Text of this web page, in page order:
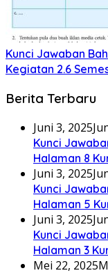
Kunci Jawaban
Kegiatan 2.6
Berita Terbaru
Juni 3, 2025
Kunci
Halaman 8
Juni 3, 2025
Kunci
Halaman 5
Juni 3, 2025
Kunci
Halaman 3
Mei 22, 2025